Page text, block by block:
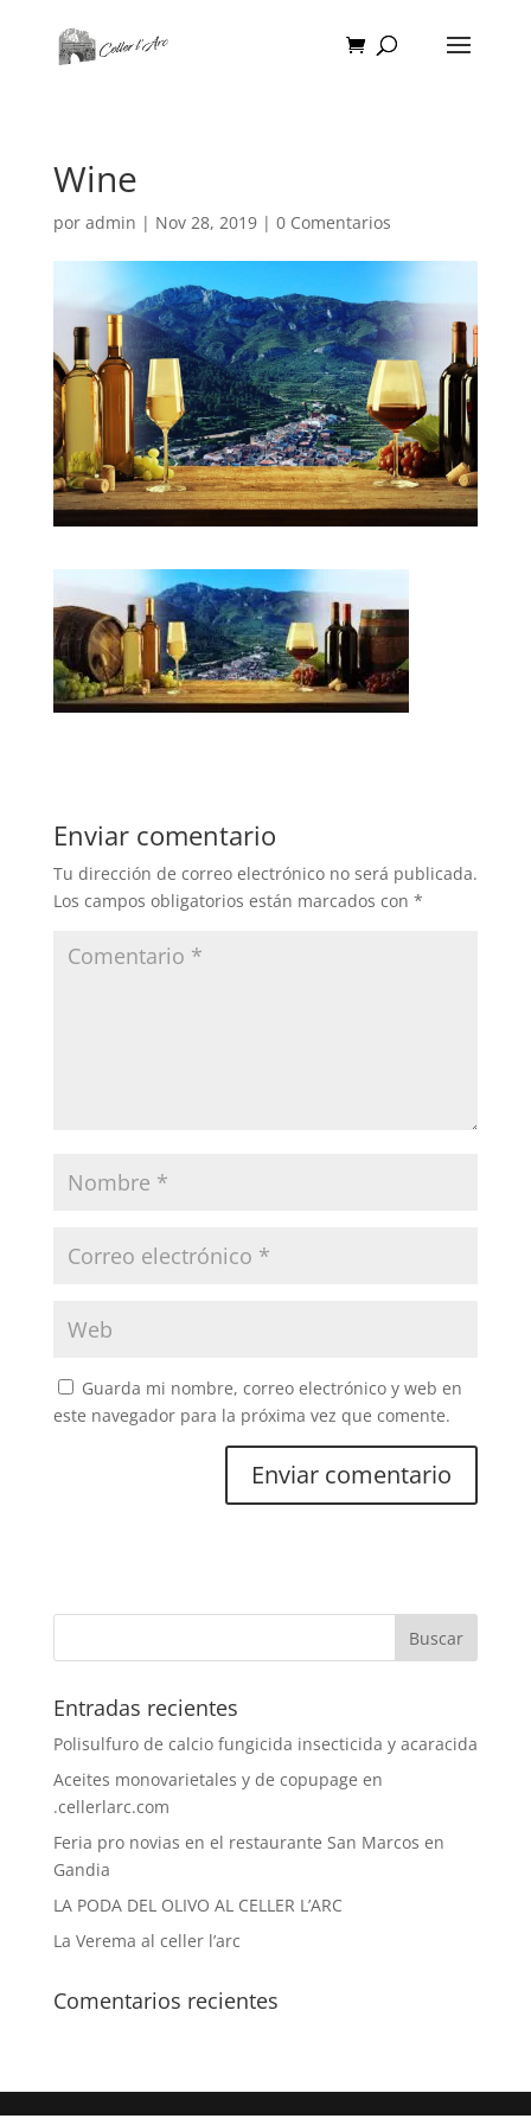
Wine
por admin | Nov 28, 2019| 0 Comentarios
Enviar comentario
Tu dirección de correo electrónico no será publicada.
Los campos obligatorios están marcados con *
Guarda mi nombre, correo electrónico y web en
este navegador para la próxima vez que comente.
Entradas recientes
Polisulfuro de calcio fungicida insecticida y acaracida
Aceites monovarietales y de copupage en
.cellerlarc.com
Feria pro novias en el restaurante San Marcos en
Gandia
LA PODA DEL OLIVO AL CELLER L’ARC
La Verema al celler l’arc
Comentarios recientes